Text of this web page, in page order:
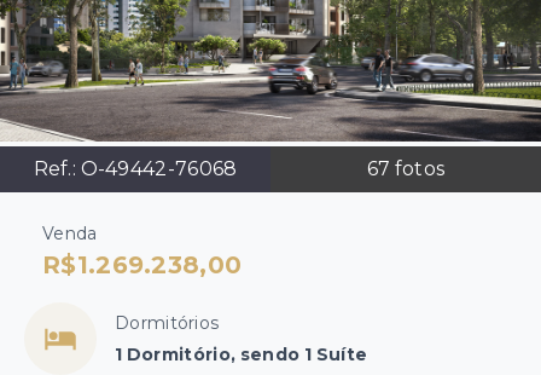
Ref.: O-49442-76068 67 fotos
Venda
R$1.269.238,00
Dormitórios
1 Dormitório, sendo 1 Suíte